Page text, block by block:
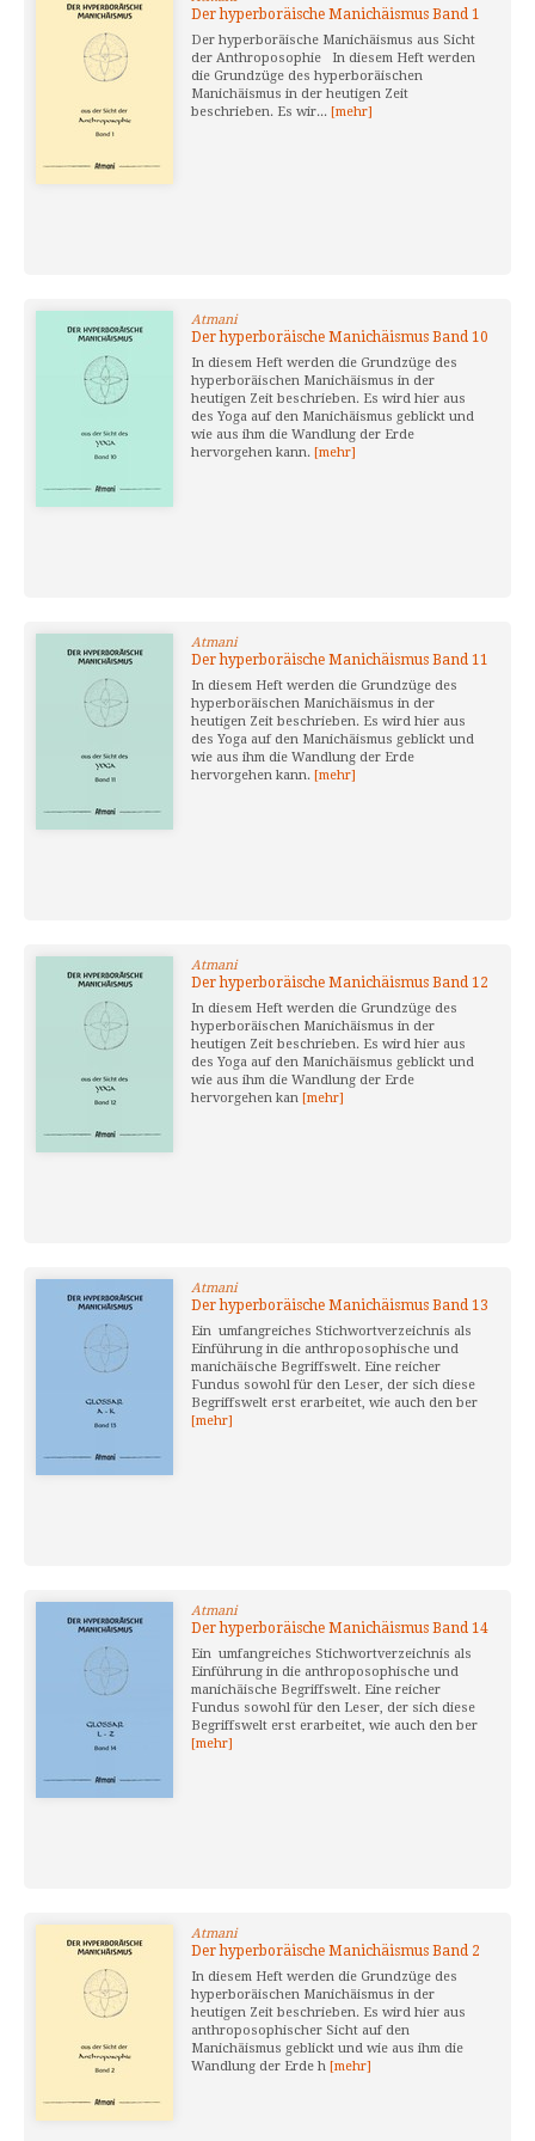
Der hyperboräische Manichäismus Band 1
Der hyperboräische Manichäismus aus Sicht
der Anthroposophie In diesem Heft werden
die Grundzüge des hyperboräischen
Manichäismus in der heutigen Zeit
beschrieben. Es wir... [mehr]
Atmani
Der hyperboräische Manichäismus Band 10
In diesem Heft werden die Grundzüge des
hyperboräischen Manichäismus in der
heutigen Zeit beschrieben. Es wird hier aus
des Yoga auf den Manichäismus geblickt und
wie aus ihm die Wandlung der Erde
hervorgehen kann. [mehr]
Atmani
Der hyperboräische Manichäismus Band 11
In diesem Heft werden die Grundzüge des
hyperboräischen Manichäismus in der
heutigen Zeit beschrieben. Es wird hier aus
des Yoga auf den Manichäismus geblickt und
wie aus ihm die Wandlung der Erde
hervorgehen kann. [mehr]
Atmani
Der hyperboräische Manichäismus Band 12
In diesem Heft werden die Grundzüge des
hyperboräischen Manichäismus in der
heutigen Zeit beschrieben. Es wird hier aus
des Yoga auf den Manichäismus geblickt und
wie aus ihm die Wandlung der Erde
hervorgehen kan [mehr]
Atmani
Der hyperboräische Manichäismus Band 13
Ein umfangreiches Stichwortverzeichnis als
Einführung in die anthroposophische und
manichäische Begriffswelt. Eine reicher
Fundus sowohl für den Leser, der sich diese
Begriffswelt erst erarbeitet, wie auch den ber
[mehr]
Atmani
Der hyperboräische Manichäismus Band 14
Ein umfangreiches Stichwortverzeichnis als
Einführung in die anthroposophische und
manichäische Begriffswelt. Eine reicher
Fundus sowohl für den Leser, der sich diese
Begriffswelt erst erarbeitet, wie auch den ber
[mehr]
Atmani
Der hyperboräische Manichäismus Band 2
In diesem Heft werden die Grundzüge des
hyperboräischen Manichäismus in der
heutigen Zeit beschrieben. Es wird hier aus
anthroposophischer Sicht auf den
Manichäismus geblickt und wie aus ihm die
Wandlung der Erde h [mehr]